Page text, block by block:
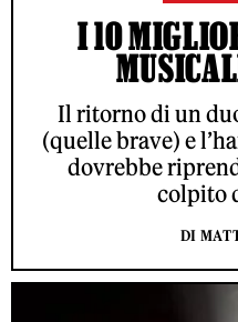
I 10
Il ritorno di un
(quelle brave) e
dovrebbe
colpito
DI